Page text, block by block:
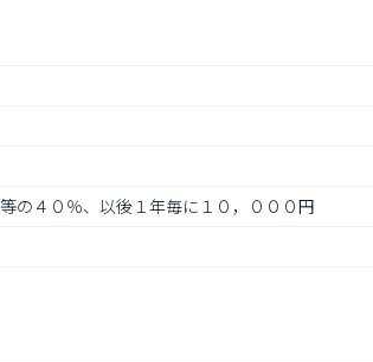
の４０％、以後１年毎に１０，０００円